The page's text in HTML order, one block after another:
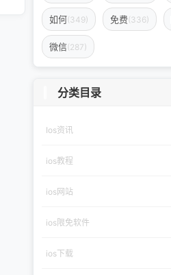
如何(349) 免费(336)
微信(287)
分类目录
Ios资讯
ios教程
ios网站
ios限免软件
ios下载